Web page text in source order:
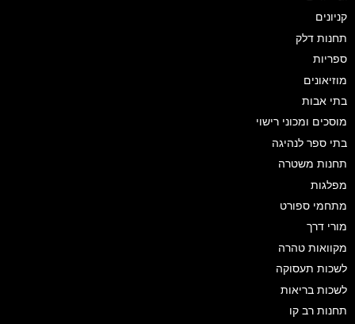
קניונים
תחנות דלק
ספריות
מוזיאונים
בתי אבות
מוסכים ומכוני רישוי
בתי ספר לנהיגה
תחנות משטרה
מפלגות
מתחמי ספורט
מורי דרך
מקוואות טהרה
לשכות תעסוקה
לשכות בריאות
תחנות רב קו